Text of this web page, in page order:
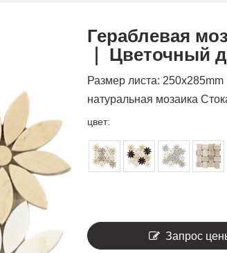
Гераблевая
｜ Цветочный
Размер листа:
натуральная мозаика
цвет:
Запрос